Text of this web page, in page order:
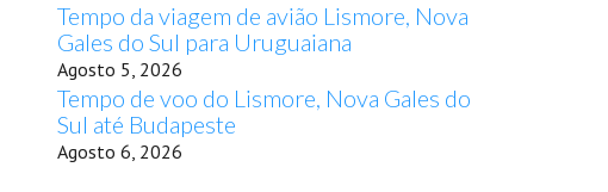
Tempo da viagem de avião Lismore, Nova
Gales do Sul para Uruguaiana
Agosto 5, 2026
Tempo de voo do Lismore, Nova Gales do
Sul até Budapeste
Agosto 6, 2026